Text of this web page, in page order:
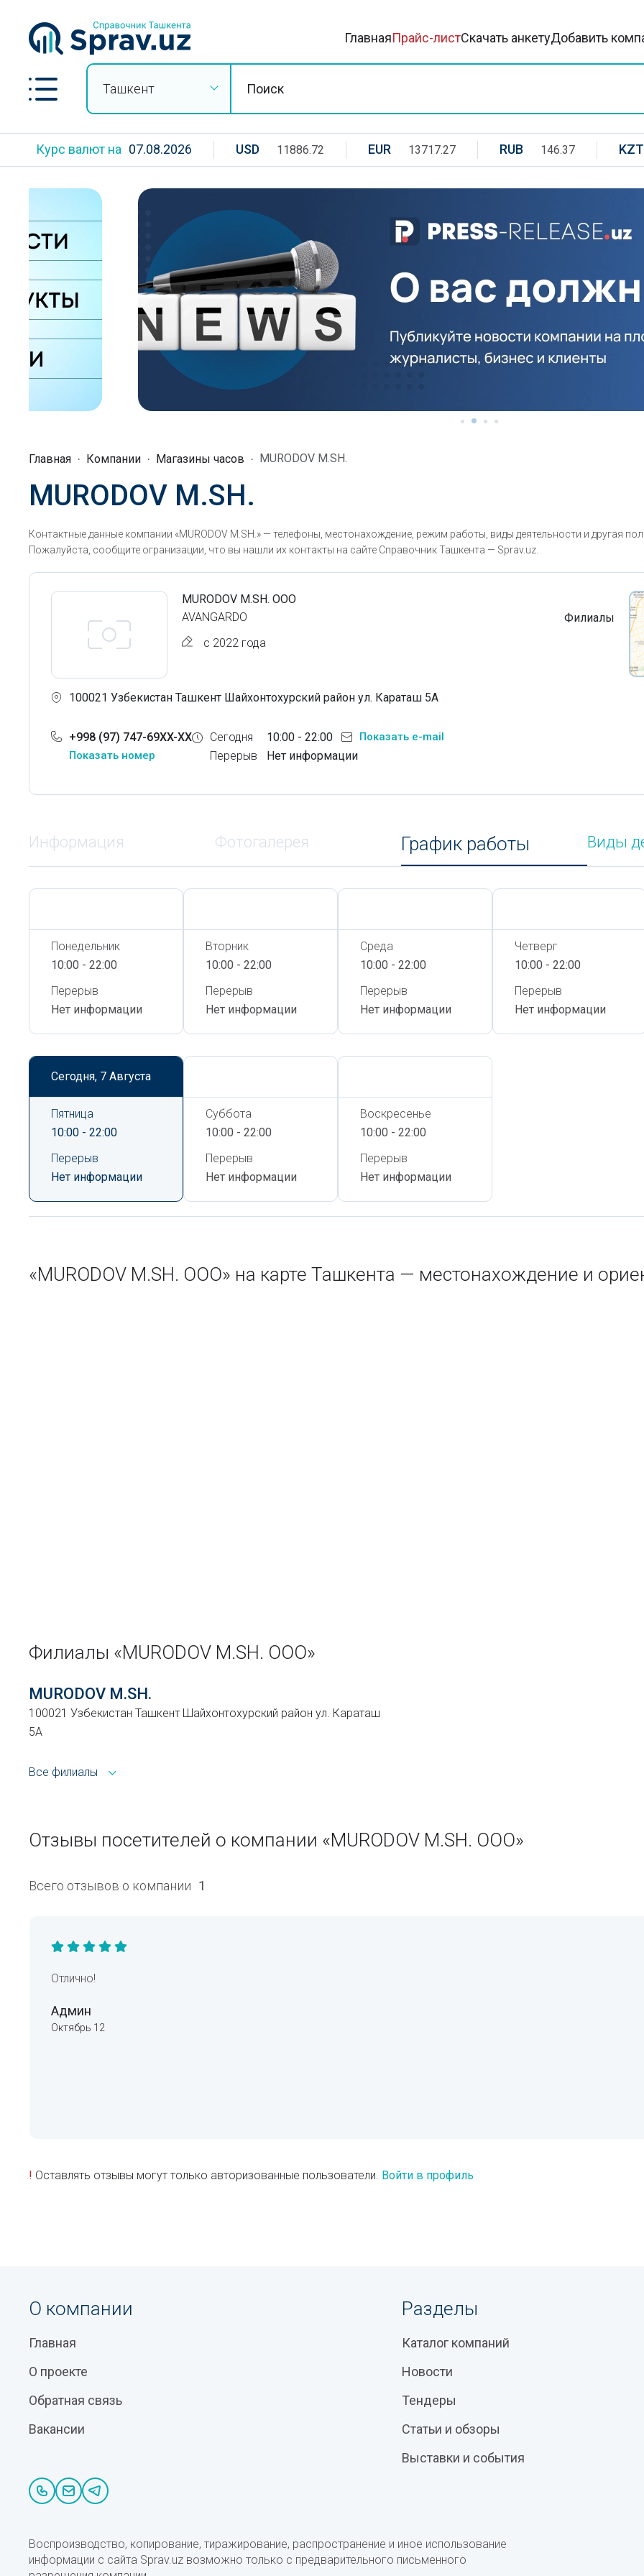
ГлавнаяПрайс-листСкачать анкетуДобавить
Ташкент
Курс валют на 07.08.2026 USD 11886.72 EUR 13717.27 RUB 146.37 KZT
Главная Компании Магазины часов MURODOV M.SH.
MURODOV M.SH.
Контактные данные компании «MURODOV M.SH.» — телефоны, местонахождение, режим работы, виды деятельности и другая
Пожалуйста, сообщите огранизации, что вы нашли их контакты на сайте Справочник Ташкента — Sprav.uz.
MURODOV M.SH. ООО
AVANGARDO
с 2022 года
Филиалы
100021 Узбекистан Ташкент Шайхонтохурский район ул. Караташ 5А
+998 (97) 747-69XX-XX
Показать номер
Сегодня
Перерыв
10:00 - 22:00
Нет информации
Показать e-mail
Информация Фотогалерея График работы Виды
Понедельник
10:00 - 22:00
Перерыв
Нет информации
Вторник
10:00 - 22:00
Перерыв
Нет информации
Среда
10:00 - 22:00
Перерыв
Нет информации
Четверг
10:00 - 22:00
Перерыв
Нет информации
Сегодня, 7 Августа
Пятница
10:00 - 22:00
Перерыв
Нет информации
Суббота
10:00 - 22:00
Перерыв
Нет информации
Воскресенье
10:00 - 22:00
Перерыв
Нет информации
«MURODOV M.SH. ООО» на карте Ташкента — местонахождение и
Филиалы «MURODOV M.SH. ООО»
MURODOV M.SH.
100021 Узбекистан Ташкент Шайхонтохурский район ул. Караташ
5А
Все филиалы
Отзывы посетителей о компании «MURODOV M.SH. ООО»
Всего отзывов о компании 1
Отлично!
Админ
Октябрь 12
! Оставлять отзывы могут только авторизованные пользователи. Войти в профиль
О компании
Главная
О проекте
Обратная связь
Вакансии
Разделы
Каталог компаний
Новости
Тендеры
Статьи и обзоры
Выставки и события
Воспроизводство, копирование, тиражирование, распространение и иное использование
информации с сайта Sprav.uz возможно только с предварительного письменного